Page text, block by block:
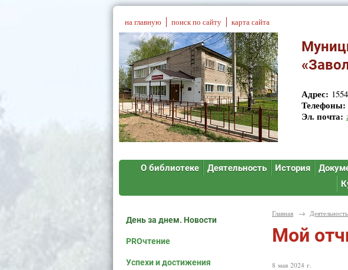
на главную поиск по сайту карта сайта
Адрес:
Телефоны:
Эл. почта:
О библиотеке Деятельность История
День за днем. Новости
PROчтение
Успехи и достижения
Главная → Деятельность
Мой
8 мая 2024 г.